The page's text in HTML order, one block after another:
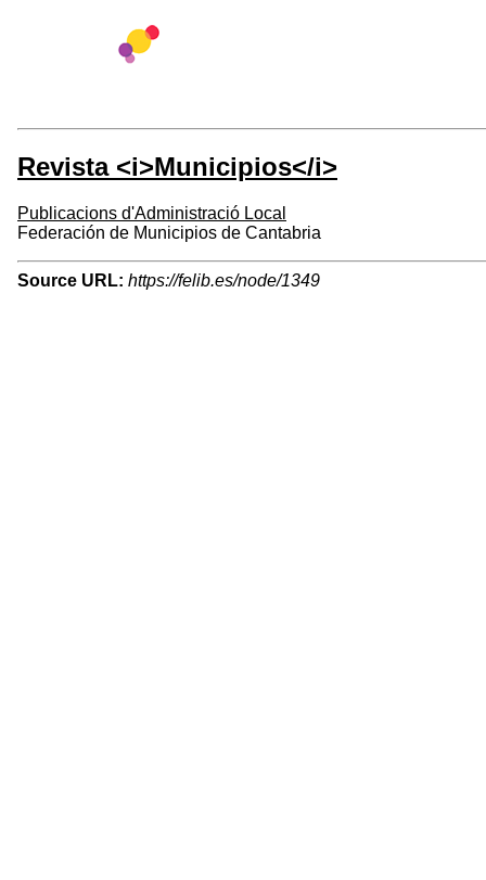
Revista <i>Municipios</i>
Publicacions d'Administració Local
Federación de Municipios de Cantabria
Source URL: https://felib.es/node/1349